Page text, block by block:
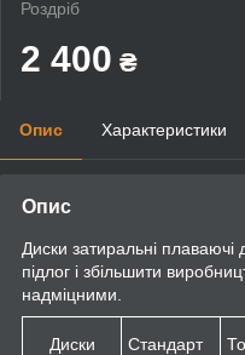
Роздріб
2 400 ₴
Опис Характеристики
Опис
Диски затиральні плаваючі
підлог і збільшити
надміцними.
Диски
Стандарт